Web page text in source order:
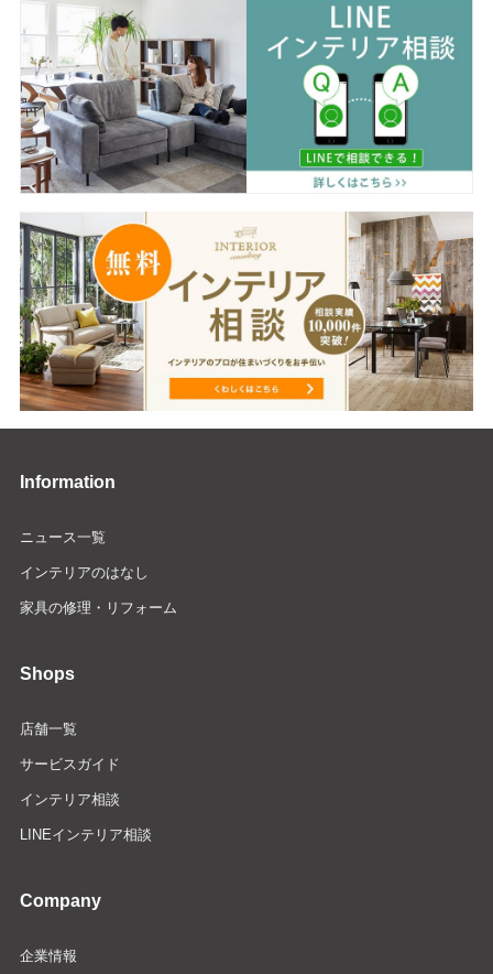
Information
ニュース一覧
インテリアのはなし
家具の修理・リフォーム
Shops
店舗一覧
サービスガイド
インテリア相談
LINEインテリア相談
Company
企業情報